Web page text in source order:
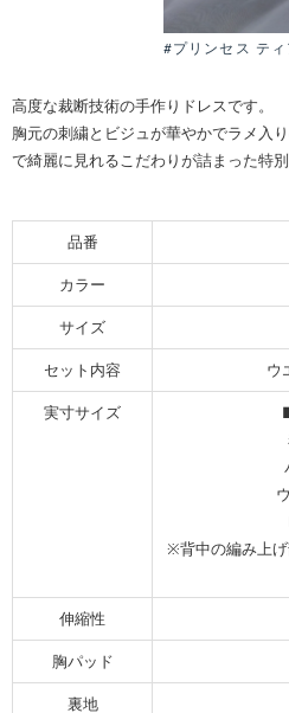
#プリンセス ティ
高度な裁断技術の手作りドレスです。
胸元の刺繍とビジュが華やかでラメ入
で綺麗に見れるこだわりが詰まった特別
品番
カラー
サイズ
セット内容
ウ
実寸サイズ
※背中の編み上
伸縮性
胸パッド
裏地